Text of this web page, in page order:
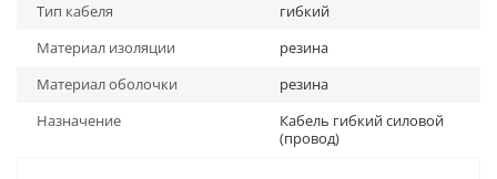
Тип кабеля
гибкий
Материал изоляции
резина
Материал оболочки
резина
Назначение
Кабель гибкий силовой
(провод)